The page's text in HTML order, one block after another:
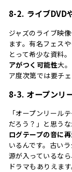
8-2. ライブDVD
ジャズのライブ映
ます。有名フェス
とって希少な資料
アがつく可能性大
ア度次第では要チェ
8-3. オープンリ
「オープンリール
だろう？」と思うな
ログテープの音に
いるんです。古い
源が入っているな
ドラマもありえます